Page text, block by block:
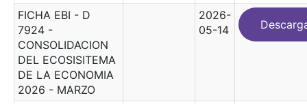
FICHA EBI - D
7924 -
CONSOLIDACION
DEL ECOSISITEMA
DE LA ECONOMIA
2026 - MARZO
2026-
05-14